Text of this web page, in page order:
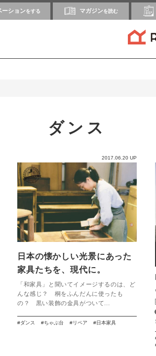
ーションをする マガジンを読む
ダンス
2017.06.20 UP
日本の懐かしい光景にあった
家具たちを、現代に。
【OTSU FURNITURE】
「和家具」と聞いてイメージするのは、ど
んな感じ？ 桐をふんだんに使ったも
の？ 黒い装飾の金具がついて...
ダンス ちゃぶ台 リペア 日本家具